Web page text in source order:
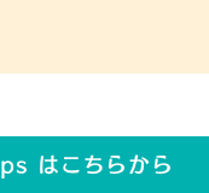
はこちらから